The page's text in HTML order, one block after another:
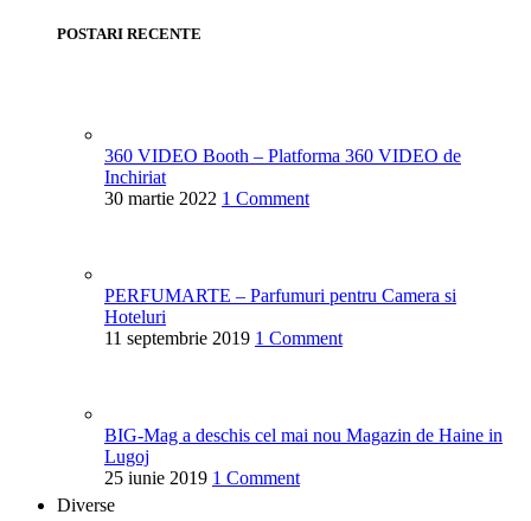
POSTARI RECENTE
360 VIDEO Booth – Platforma 360 VIDEO de
Inchiriat
30 martie 2022 1 Comment
PERFUMARTE – Parfumuri pentru Camera si
Hoteluri
11 septembrie 2019 1 Comment
BIG-Mag a deschis cel mai nou Magazin de Haine in
Lugoj
25 iunie 2019 1 Comment
Diverse